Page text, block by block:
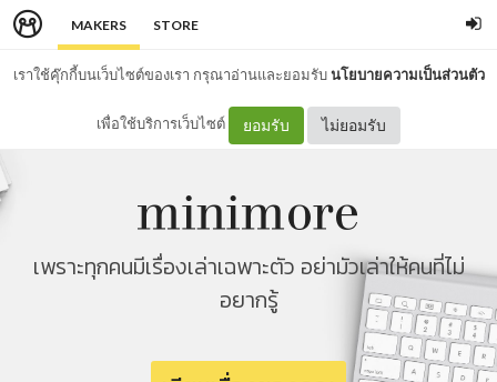
MAKERS STORE
เราใช้คุ๊กกี้บนเว็บไซต์ของเรา กรุณาอ่านและยอมรับนโยบายความเป็นส่วนตัว
เพื่อใช้บริการเว็บไซต์ ยอมรับ ไม่ยอมรับ
เพราะทุกคนมีเรื่องเล่าเฉพาะตัว อย่ามัวเล่าให้คนที่ไม่
อยากรู้